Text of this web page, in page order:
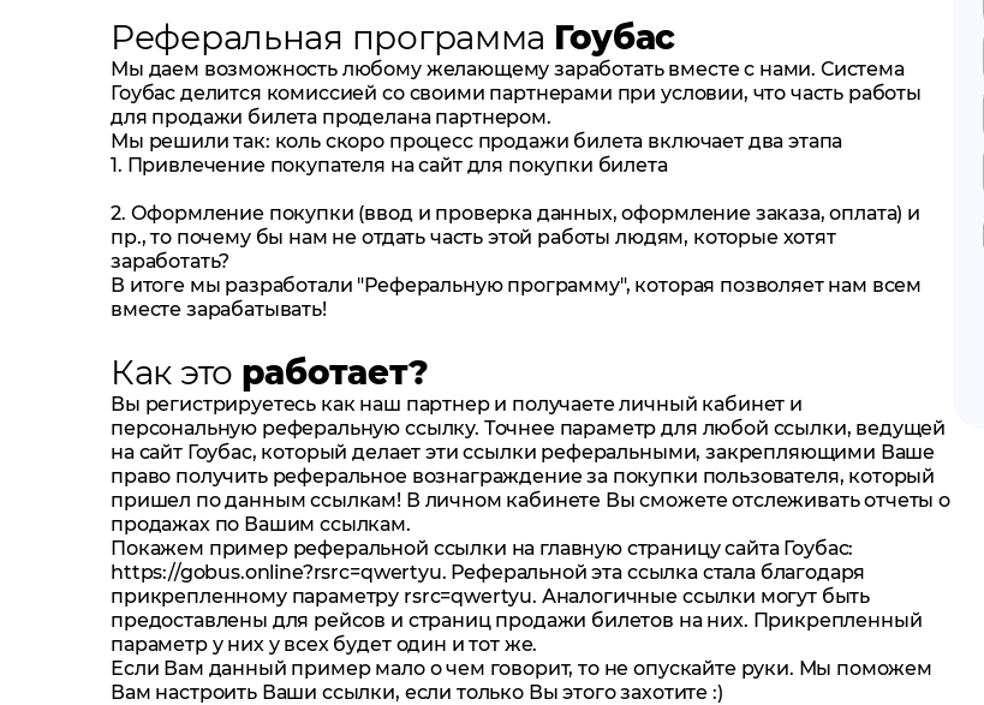
Реферальная программа Гоубас
Мы даем возможность любому желающему заработать вместе с нами. Система
Гоубас делится комиссией со своими партнерами при условии, что часть работы
для продажи билета проделана партнером.
Мы решили так: коль скоро процесс продажи билета включает два этапа
1. Привлечение покупателя на сайт для покупки билета
2. Оформление покупки (ввод и проверка данных, оформление заказа, оплата) и
пр., то почему бы нам не отдать часть этой работы людям, которые хотят
заработать?
В итоге мы разработали "Реферальную программу", которая позволяет нам всем
вместе зарабатывать!
Как это работает?
Вы регистрируетесь как наш партнер и получаете личный кабинет и
персональную реферальную ссылку. Точнее параметр для любой ссылки, ведущей
на сайт Гоубас, который делает эти ссылки реферальными, закрепляющими Ваше
право получить реферальное вознаграждение за покупки пользователя, который
пришел по данным ссылкам! В личном кабинете Вы сможете отслеживать отчеты о
продажах по Вашим ссылкам.
Покажем пример реферальной ссылки на главную страницу сайта Гоубас:
https://gobus.online?rsrc=qwertyu. Реферальной эта ссылка стала благодаря
прикрепленному параметру rsrc=qwertyu. Аналогичные ссылки могут быть
предоставлены для рейсов и страниц продажи билетов на них. Прикрепленный
параметр у них у всех будет один и тот же.
Если Вам данный пример мало о чем говорит, то не опускайте руки. Мы поможем
Вам настроить Ваши ссылки, если только Вы этого захотите :)